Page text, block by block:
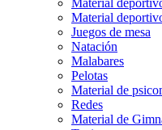
Material
Material
Juegos de mesa
Natación
Malabares
Pelotas
Material de
Redes
Material de